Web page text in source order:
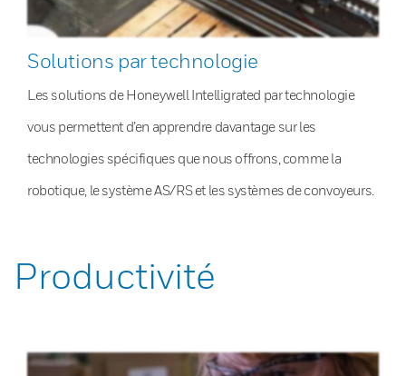
Solutions par technologie
Les solutions de Honeywell Intelligrated par technologie
vous permettent d’en apprendre davantage sur les
technologies spécifiques que nous offrons, comme la
robotique, le système AS/RS et les systèmes de convoyeurs.
Productivité